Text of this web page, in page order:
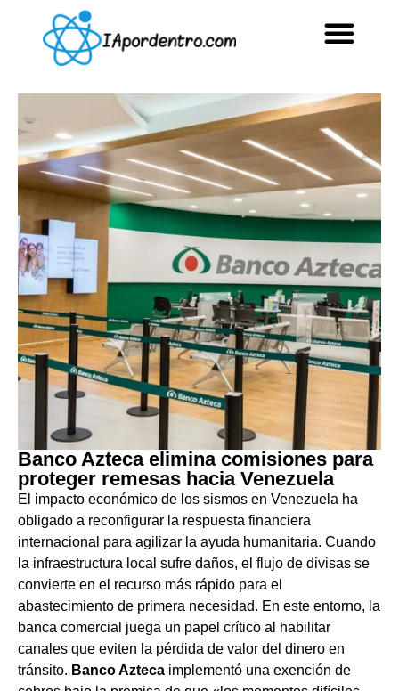
Banco Azteca elimina comisiones para
proteger remesas hacia Venezuela
El impacto económico de los sismos en Venezuela ha
obligado a reconfigurar la respuesta financiera
internacional para agilizar la ayuda humanitaria. Cuando
la infraestructura local sufre daños, el flujo de divisas se
convierte en el recurso más rápido para el
abastecimiento de primera necesidad. En este entorno, la
banca comercial juega un papel crítico al habilitar
canales que eviten la pérdida de valor del dinero en
tránsito. Banco Azteca implementó una exención de